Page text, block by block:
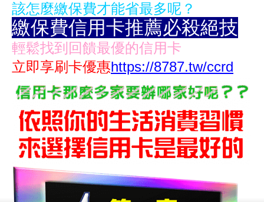
該怎麼繳保費才能省最多呢？
繳保費信用卡推薦必殺絕技
輕鬆找到回饋最優的信用卡
立即享刷卡優惠https://8787.tw/ccrd